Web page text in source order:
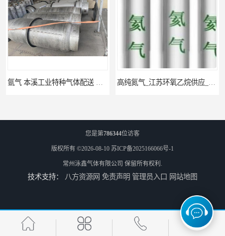
高纯氦气_盐城环氧乙烷配送_泳鑫气体 工业气体_无锡环氧乙烷供应_泳鑫气体
您是第786344位访客
版权所有 ©2026-08-10 苏ICP备2025166066号-1
常州泳鑫气体有限公司 保留所有权利.
技术支持： 八方资源网 免责声明 管理员入口 网站地图